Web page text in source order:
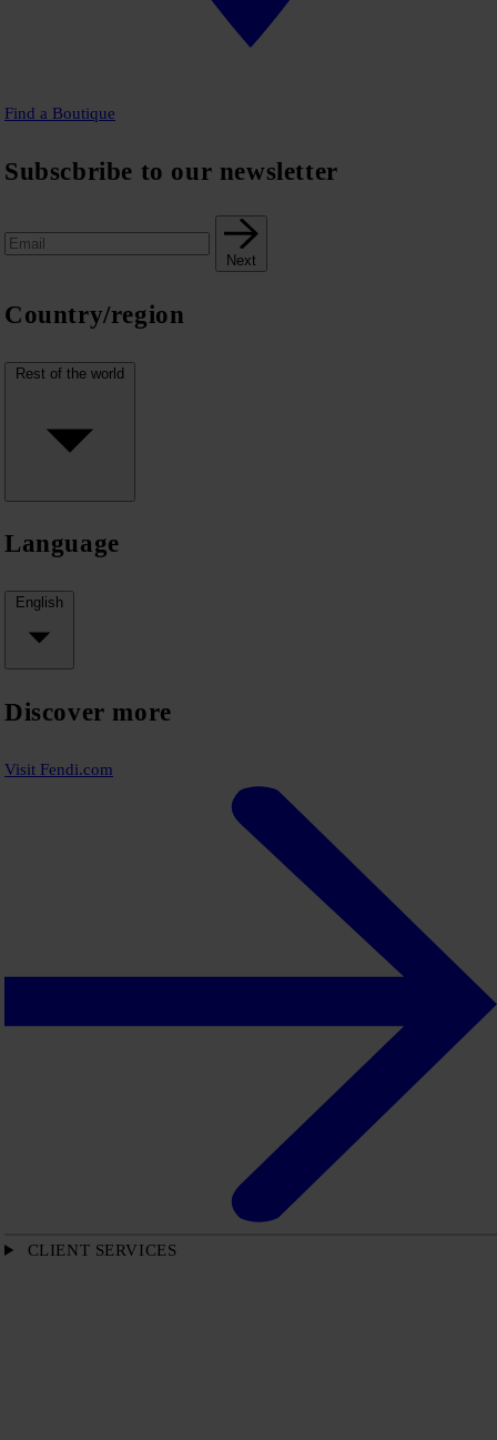
Find a Boutique
Subscbribe to our newsletter
Next
Country/region
Rest of the world
Language
English
Discover more
Visit Fendi.com
CLIENT SERVICES